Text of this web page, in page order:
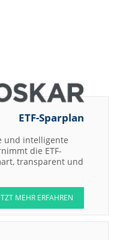
ETF-Sparplan
und intelligente
die ETF-
transparent und
MEHR ERFAHREN